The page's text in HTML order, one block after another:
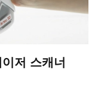
저 스캐너